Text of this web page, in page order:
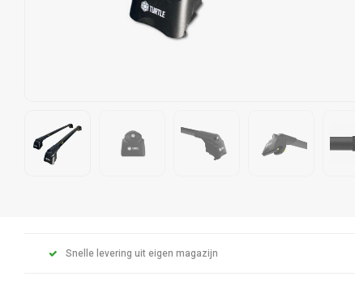
Snelle levering uit eigen magazijn